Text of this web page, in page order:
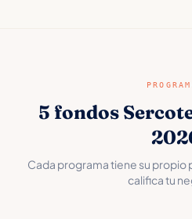
5 fondos
Cada programa tiene su propio
califica tu